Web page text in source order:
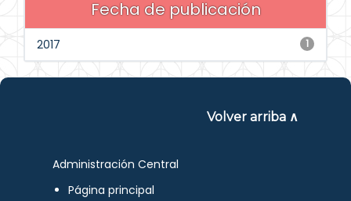
Fecha de publicación
1
2017
Volver arriba ∧
Administración Central
Página principal